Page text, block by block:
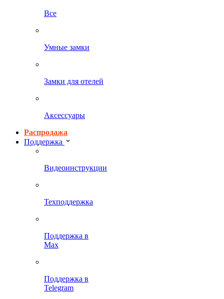
Все
Умные замки
Замки для отелей
Аксессуары
Распродажа
Поддержка
Видеоинструкции
Техподдержка
Поддержка в
Max
Поддержка в
Telegram